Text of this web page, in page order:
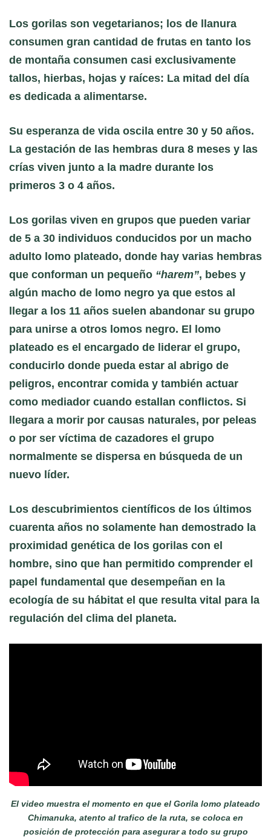
Los gorilas son vegetarianos; los de llanura
consumen gran cantidad de frutas en tanto los
de montaña consumen casi exclusivamente
tallos, hierbas, hojas y raíces: La mitad del día
es dedicada a alimentarse.
Su esperanza de vida oscila entre 30 y 50 años.
La gestación de las hembras dura 8 meses y las
crías viven junto a la madre durante los
primeros 3 o 4 años.
Los gorilas viven en grupos que pueden variar
de 5 a 30 individuos conducidos por un macho
adulto lomo plateado, donde hay varias hembras
que conforman un pequeño “harem”, bebes y
algún macho de lomo negro ya que estos al
llegar a los 11 años suelen abandonar su grupo
para unirse a otros lomos negro. El lomo
plateado es el encargado de liderar el grupo,
conducirlo donde pueda estar al abrigo de
peligros, encontrar comida y también actuar
como mediador cuando estallan conflictos. Si
llegara a morir por causas naturales, por peleas
o por ser víctima de cazadores el grupo
normalmente se dispersa en búsqueda de un
nuevo líder.
Los descubrimientos científicos de los últimos
cuarenta años no solamente han demostrado la
proximidad genética de los gorilas con el
hombre, sino que han permitido comprender el
papel fundamental que desempeñan en la
ecología de su hábitat el que resulta vital para la
regulación del clima del planeta.
El video muestra el momento en que el Gorila lomo plateado
Chimanuka, atento al trafico de la ruta, se coloca en
posición de protección para asegurar a todo su grupo